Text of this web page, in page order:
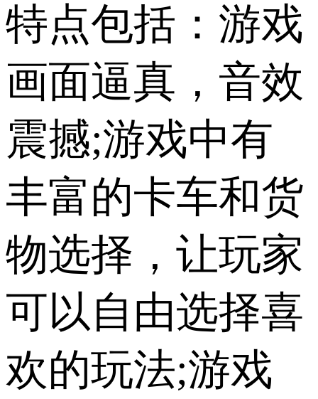
特点包括：游戏
画面逼真，音效
震撼;游戏中有
丰富的卡车和货
物选择，让玩家
可以自由选择喜
欢的玩法;游戏